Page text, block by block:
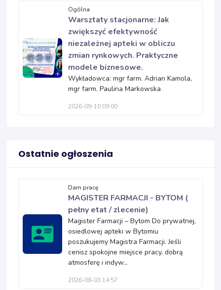
Ogólna
Warsztaty stacjonarne: Jak
zwiększyć efektywność
niezależnej apteki w obliczu
zmian rynkowych. Praktyczne
modele biznesowe.
Wykładowca: mgr farm. Adrian Kamola,
mgr farm. Paulina Markowska
2026-09-10 09:00
Ostatnie ogłoszenia
Dam pracę
MAGISTER FARMACJI - BYTOM (
pełny etat / zlecenie)
Magister Farmacji – Bytom Do prywatnej,
osiedlowej apteki w Bytomiu
poszukujemy Magistra Farmacji. Jeśli
cenisz spokojne miejsce pracy, dobrą
atmosferę i indyw...
2026-08-03 14:57